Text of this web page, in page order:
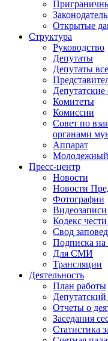
Открытые
Структура
Руководство
Депутаты
Депутаты
Комитеты
Комиссии
Совет по
органами
Аппарат
Пресс-центр
Новости
Новости
Фотографии
Видеозаписи
Кодекс
Свод
Подписка на
Для СМИ
Трансляции
Деятельность
План работы
Отчеты о
Заседания
Статистика